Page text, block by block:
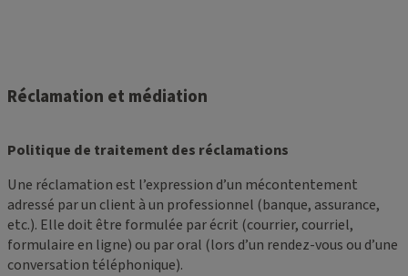
Réclamation et médiation
Politique de traitement des réclamations
Une réclamation est l’expression d’un mécontentement
adressé par un client à un professionnel (banque, assurance,
etc.). Elle doit être formulée par écrit (courrier, courriel,
formulaire en ligne) ou par oral (lors d’un rendez-vous ou d’une
conversation téléphonique).